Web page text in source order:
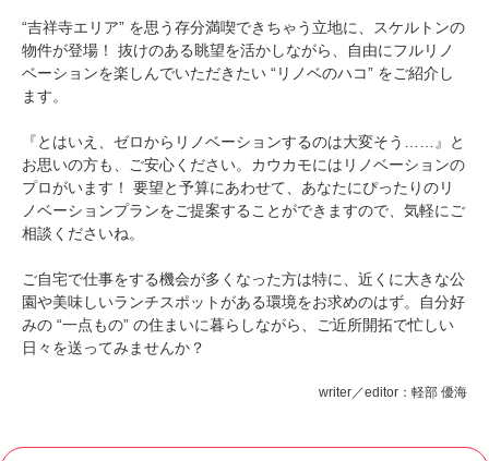
“吉祥寺エリア” を思う存分満喫できちゃう立地に、スケルトンの
物件が登場！ 抜けのある眺望を活かしながら、自由にフルリノ
ベーションを楽しんでいただきたい “リノベのハコ” をご紹介し
ます。
『とはいえ、ゼロからリノベーションするのは大変そう……』と
お思いの方も、ご安心ください。カウカモにはリノベーションの
プロがいます！ 要望と予算にあわせて、あなたにぴったりのリ
ノベーションプランをご提案することができますので、気軽にご
相談くださいね。
ご自宅で仕事をする機会が多くなった方は特に、近くに大きな公
園や美味しいランチスポットがある環境をお求めのはず。自分好
みの “一点もの” の住まいに暮らしながら、ご近所開拓で忙しい
日々を送ってみませんか？
writer／editor：軽部 優海